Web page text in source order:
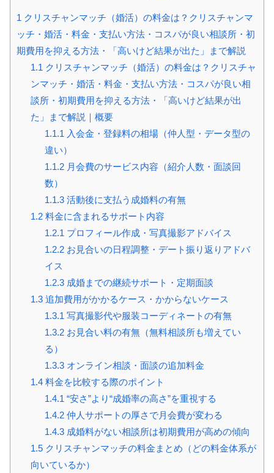
1 クリスチャンマッチ（婚活）の料金は？クリスチャンマ
ッチ・婚活・料金・支払い方法・コスパが良い相談所・初
期費用を抑える方法・「高いけど結果が出た」まで解説
1.1 クリスチャンマッチ（婚活）の料金は？クリスチャ
ンマッチ・婚活・料金・支払い方法・コスパが良い相
談所・初期費用を抑える方法・「高いけど結果が出
た」まで解説｜概要
1.1.1 入会金・登録料の相場（仲人型・データ型の
違い）
1.1.2月会費のサービス内容（紹介人数・面談回
数）
1.1.3活動後に支払う成婚料の有無
1.2料金に含まれるサポート内容
1.2.1 プロフィール作成・写真撮影アドバイス
1.2.2お見合いの日程調整・デート振り返りアドバ
イス
1.2.3成婚までの継続サポート・定期面談
1.3追加費用がかかるケース・かからないケース
1.3.1 写真撮影代や服装コーディネートの有無
1.3.2お見合い料の有無（無料相談所も増えてい
る）
1.3.3オンライン相談・面談の追加料金
1.4料金を比較する際のポイント
1.4.1 “安さ”より“成婚率の高さ”を重視する
1.4.2仲人サポートの厚さで月会費が変わる
1.4.3成婚料がない相談所は初期費用が高めの傾向
1.5クリスチャンマッチの料金まとめ（どの料金体系が
向いているか）